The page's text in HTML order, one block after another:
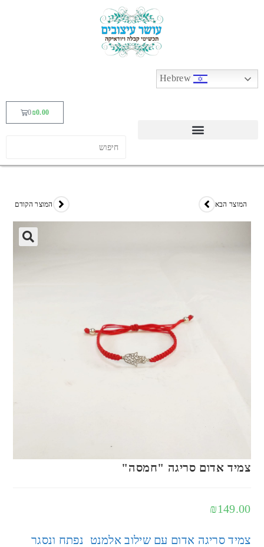
Hebrew
₪0.00
0
המוצר הקודם המוצר הבא
צמיד אדום סריגה "חמסה"
₪149.00
צמיד סריגה אדום עם שילוב אלמנט נפתח ונסגר